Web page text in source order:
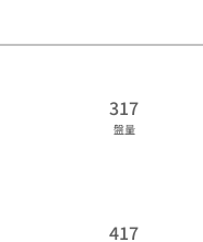
317
盤量
417